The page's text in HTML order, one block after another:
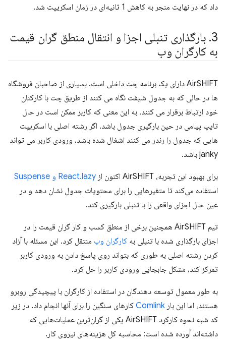
داد که در نهایت منجر به کاهش 1 ثانیه‌ای در زمان اسکریپت شد.
3
. بارگذاری تنبلی اجزا و انتقال منطق گران قیمت
به کارگران وب
AirSHIFT دارای یک برنامه چت داخلی است. بسیاری از صاحبان فروشگاه
ها در حالی که به جدول شیفت نگاه می کنند از طریق چت با کارکنان
خود ارتباط برقرار می کنند، به این معنی که کاربر ممکن است در حال
تایپ پیامی در حین بارگیری جدول باشد. اگر رشته اصلی با اسکریپت
هایی که جدول را رندر می کنند اشغال شده باشد، ورودی کاربر می تواند
janky باشد.
برای بهبود این تجربه، AirSHIFT اکنون از
React.lazy و Suspense
استفاده می‌کند تا متغیرهایی را برای محتویات جدول نشان دهد و در
عین حال اجزای واقعی را با تنبلی بارگیری کند.
تیم AirSHIFT همچنین برخی از منطق کسب و کار گران قیمت را در
اجزای بارگذاری شده با تنبلی به کارگران وب منتقل کرد. این مسئله با آزاد
کردن رشته اصلی به طوری که بتواند روی پاسخ دادن به ورودی کاربر
تمرکز کند، مشکل جابجایی ورودی کاربر را حل کرد.
به طور معمول توسعه دهندگان در استفاده از کارگران با پیچیدگی روبرو
هستند، اما این بار Comlink کارهای سنگین را برای آنها انجام داد. در زیر
کد شبه نحوه کارکرد AirSHIFT یکی از گران‌ترین عملیات‌هایی که
داشته‌اند آورده شده است: محاسبه کل هزینه‌های نیروی کار.